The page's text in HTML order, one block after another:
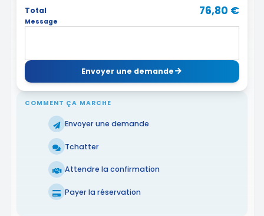
Total
76,80 €
Message
Envoyer une demande
COMMENT ÇA MARCHE
Envoyer une demande
Tchatter
Attendre la confirmation
Payer la réservation